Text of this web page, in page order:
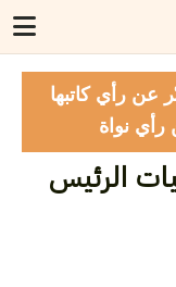
عن رأي كاتبها
رأي نواة
الرئيس